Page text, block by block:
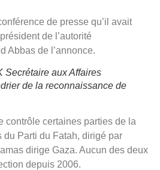
de presse qu’il avait
de l’autorité
Abbas de l’annonce.
Secrétaire aux Affaires
de la reconnaissance de
contrôle certaines parties de la
Parti du Fatah, dirigé par
dirige Gaza. Aucun des deux
depuis 2006.